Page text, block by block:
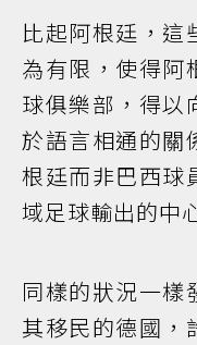
比起阿根廷，這
為有限，使得阿
球俱樂部，得以
於語言相通的關
根廷而非巴西球
域足球輸出的中
同樣的狀況一樣
其移民的德國，